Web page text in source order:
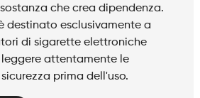
che crea dipendenza.
destinato esclusivamente a
di sigarette elettroniche
attentamente le
prima dell'uso.